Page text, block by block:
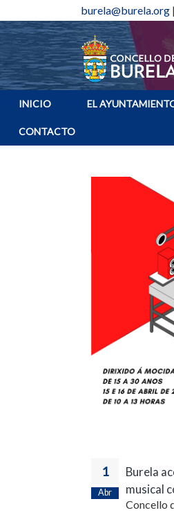
burela@burela.org |
INICIO EL
CONTACTO
1
Abr
Burela
musical
Concello